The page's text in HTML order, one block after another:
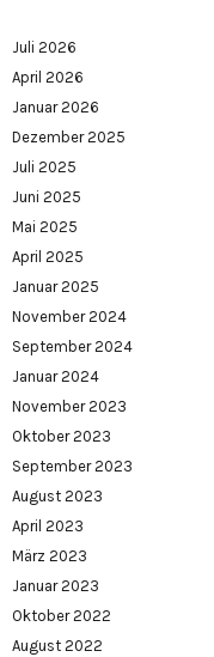
Juli 2026
April 2026
Januar 2026
Dezember 2025
Juli 2025
Juni 2025
Mai 2025
April 2025
Januar 2025
November 2024
September 2024
Januar 2024
November 2023
Oktober 2023
September 2023
August 2023
April 2023
März 2023
Januar 2023
Oktober 2022
August 2022